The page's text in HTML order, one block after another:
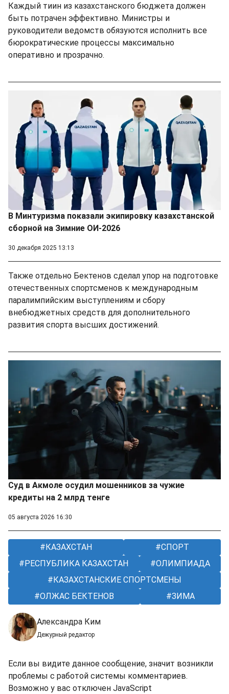
Каждый тиин из казахстанского бюджета должен
быть потрачен эффективно. Министры и
руководители ведомств обязуются исполнить все
бюрократические процессы максимально
оперативно и прозрачно.
В Минтуризма показали экипировку казахстанской
сборной на Зимние ОИ-2026
30 декабря 2025 13:13
Также отдельно Бектенов сделал упор на подготовке
отечественных спортсменов к международным
паралимпийским выступлениям и сбору
внебюджетных средств для дополнительного
развития спорта высших достижений.
Суд в Акмоле осудил мошенников за чужие
кредиты на 2 млрд тенге
05 августа 2026 16:30
КАЗАХСТАН
СПОРТ
РЕСПУБЛИКА КАЗАХСТАН
ОЛИМПИАДА
КАЗАХСТАНСКИЕ СПОРТСМЕНЫ
ОЛЖАС БЕКТЕНОВ
ЗИМА
Александра Ким
Дежурный редактор
Если вы видите данное сообщение, значит возникли
проблемы с работой системы комментариев.
Возможно у вас отключен JavaScript